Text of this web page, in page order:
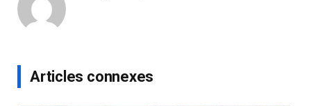
Articles connexes